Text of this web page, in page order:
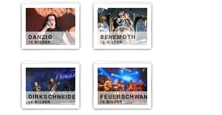
DANZIG
14 BILDER
BEHEMOTH
13 BILDER
DIRKSCHNEIDER
13 BILDER
FEUERSCHWANZ
13 BILDER